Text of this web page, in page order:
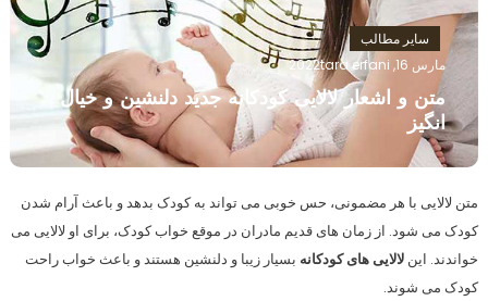
سایر مطالب
مارس 16, 2022
tara erfani
متن و اشعار لالایی کودکانه جدید دلنشین و خیال
انگیز
متن لالایی با هر مضمونی، حس خوبی می تواند به کودک بدهد و باعث آرام شدن
کودک می شود. از زمان های قدیم مادران در موقع خواب کودک، برای او لالایی می
خواندند. این لالایی های کودکانه بسیار زیبا و دلنشین هستند و باعث خواب راحت
کودک می شوند.